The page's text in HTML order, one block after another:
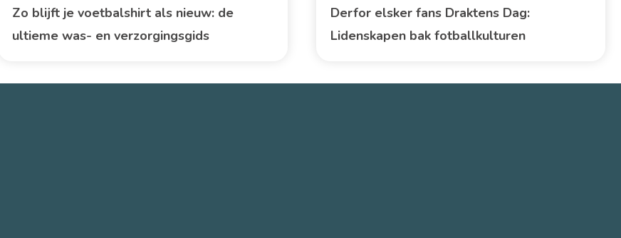
Zo blijft je voetbalshirt als nieuw: de
ultieme was- en verzorgingsgids
Derfor elsker fans Draktens Dag:
Lidenskapen bak fotballkulturen